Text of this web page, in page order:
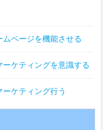
ページを機能させる
ケティングを意識する
ケティング行う